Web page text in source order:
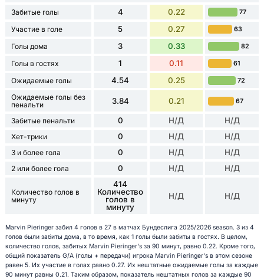
Забитые голы 4 0.22 77
Участие в голе 5 0.27 63
Голы дома 3 0.33 82
Голы в гостях 1 0.11 61
Ожидаемые голы 4.54 0.25 72
Ожидаемые голы без
пенальти
3.84 0.21 67
Забитые пенальти 0 Н/Д Н/Д
Хет-трики 0 Н/Д Н/Д
3 и более гола 0 Н/Д Н/Д
2 или более гола 0 Н/Д Н/Д
Количество голов в
минуту
414
Количество
голов в
минуту
Н/Д Н/Д
Marvin Pieringer забил 4 голов в 27 в матчах Бундеслига 2025/2026 season. 3 из 4
голов были забиты дома, в то время, как 1 голы были забиты в гостях. В целом,
количество голов, забитых Marvin Pieringer's за 90 минут, равно 0.22. Кроме того,
общий показатель G/A (голы + передачи) игрока Marvin Pieringer's в этом сезоне
равен 5. Их участие в голах равно 0.27. Их нештатные ожидаемые голы за каждые
90 минут равны 0.21. Таким образом, показатель нештатных голов за каждые 90